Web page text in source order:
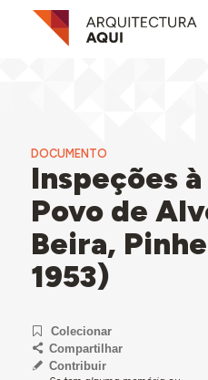
DOCUMENTO
Inspeções
Povo de
Beira,
1953)
Colecionar
Compartilhar
Contribuir